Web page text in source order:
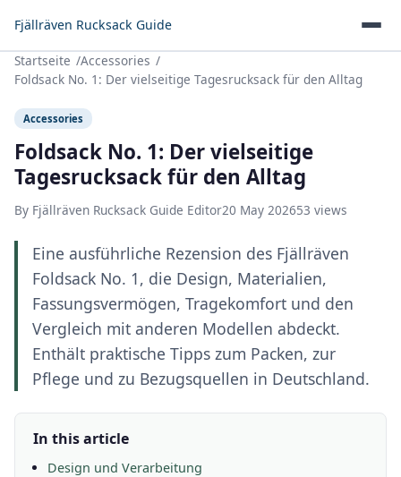
Fjällräven Rucksack Guide
Startseite
Accessories
Foldsack No. 1: Der vielseitige Tagesrucksack für den Alltag
Accessories
Foldsack No. 1: Der vielseitige
Tagesrucksack für den Alltag
By Fjällräven Rucksack Guide Editor20 May 202653 views
Eine ausführliche Rezension des Fjällräven
Foldsack No. 1, die Design, Materialien,
Fassungsvermögen, Tragekomfort und den
Vergleich mit anderen Modellen abdeckt.
Enthält praktische Tipps zum Packen, zur
Pflege und zu Bezugsquellen in Deutschland.
In this article
Design und Verarbeitung